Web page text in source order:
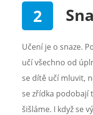
Učení je o snaze.
učí všechno od
se dítě učí mluvit,
se zřídka podobají
šišláme. I když se